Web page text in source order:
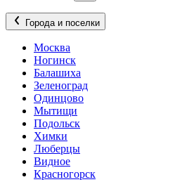
Города и поселки
Москва
Ногинск
Балашиха
Зеленоград
Одинцово
Мытищи
Подольск
Химки
Люберцы
Видное
Красногорск